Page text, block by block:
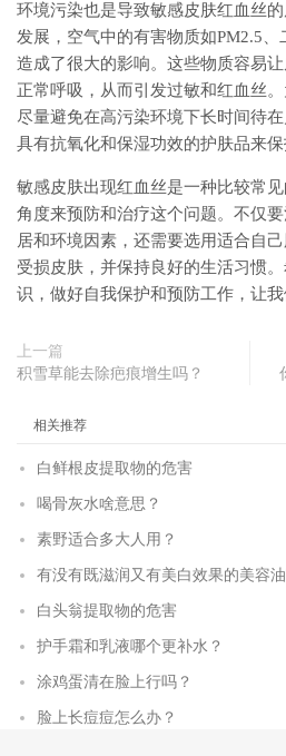
环境污染也是导致敏感皮肤红血丝
发展，空气中的有害物质如PM2.5
造成了很大的影响。这些物质容易
正常呼吸，从而引发过敏和红血丝
尽量避免在高污染环境下长时间待
具有抗氧化和保湿功效的护肤品来保
敏感皮肤出现红血丝是一种比较常
角度来预防和治疗这个问题。不仅
居和环境因素，还需要选用适合自
受损皮肤，并保持良好的生活习惯
识，做好自我保护和预防工作，让
上一篇
积雪草能去除疤痕增生吗？
相关推荐
白鲜根皮提取物的危害
喝骨灰水啥意思？
素野适合多大人用？
有没有既滋润又有美白效果的美容油
白头翁提取物的危害
护手霜和乳液哪个更补水？
涂鸡蛋清在脸上行吗？
脸上长痘痘怎么办？